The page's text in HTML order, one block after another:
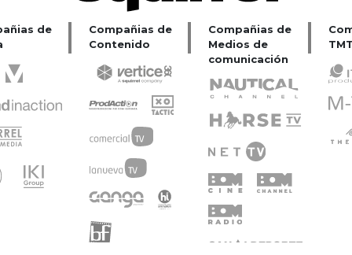
de
Compañias de
Contenido
Compañias de
Medios de
comunicación